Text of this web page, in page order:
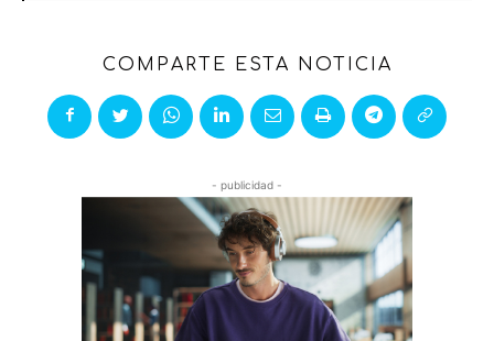
COMPARTE ESTA NOTICIA
- publicidad -